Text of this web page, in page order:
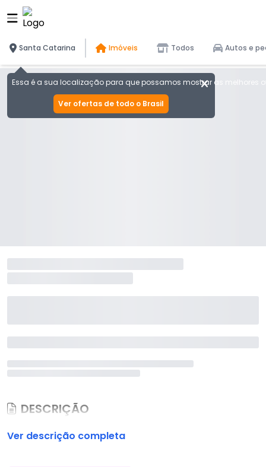
Santa Catarina
Essa é a sua localização para que possamos mostrar as melhores
Ver ofertas de todo o Brasil
Imóveis Todos Autos e
DESCRIÇÃO
Ver descrição completa